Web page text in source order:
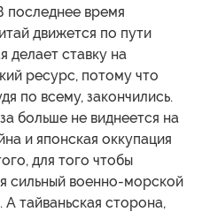
последнее время
движется по пути
делает ставку на
ресурс, потому что
по всему, закончились.
больше не виднеется на
и японская оккупация
для того чтобы
сильный военно-морской
тайваньская сторона,